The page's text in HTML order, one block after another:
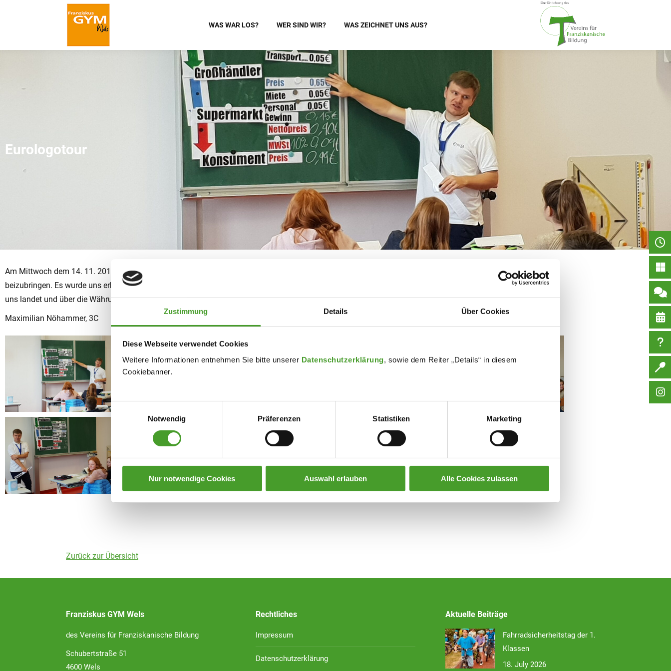
Zustimmung Details Über Cookies
Diese Webseite verwendet Cookies
Weitere Informationen entnehmen Sie bitte unserer Datenschutzerklärung, sowie dem Reiter „Details“ in diesem
Cookiebanner.
Einwilligungsauswahl
Notwendig
Präferenzen Statistiken Marketing
Nur notwendige Cookies Auswahl erlauben Alle Cookies zulassen
WAS WAR LOS? WER SIND WIR? WAS ZEICHNET UNS AUS?
Eurologotour
Am Mittwoch dem 14. 11. 2018 waren Angestellte der Österreichischen Nationalbank bei uns in der Schule, um den 3. Klassen mehr über das Geld
beizubringen. Es wurde uns erklärt, was bei einem starken Preisanstieg und bei einem Preisabfall passiert. Wir sprachen über den Weg des Geldes, bis es bei
uns landet und über die Währung vergangener Zeit. Es war ein sehr lehrreicher und informativer Vormittag.
Maximilian Nöhammer, 3C
Zurück zur Übersicht
Franziskus GYM Wels
des Vereins für Franziskanische Bildung
Schubertstraße 51
4600 Wels
Rechtliches
Impressum
Datenschutzerklärung
Aktuelle Beiträge
Fahrradsicherheitstag der 1.
Klassen
18. July 2026